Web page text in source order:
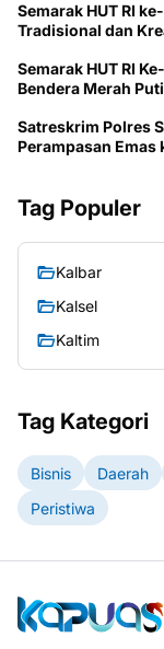
Semarak HUT RI
Tradisional dan
Semarak HUT RI
Bendera Merah
Satreskrim Polres
Perampasan Emas
Tag Populer
Kalbar
Kalsel
Kaltim
Tag Kategori
Bisnis Daerah
Peristiwa